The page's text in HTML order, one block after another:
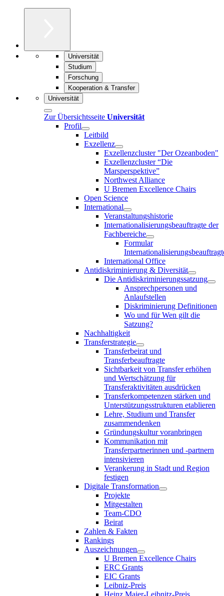
Universität
Studium
Forschung
Kooperation & Transfer
Universität
Zur Übersichtsseite Universität
Profil
Leitbild
Exzellenz
Exzellenzcluster "Der Ozeanboden"
Exzellenzcluster “Die
Marsperspektive”
Northwest Alliance
U Bremen Excellence Chairs
Open Science
International
Veranstaltungshistorie
Internationalisierungsbeauftragte der
Fachbereiche
Formular
International Office
Antidiskriminierung & Diversität
Die Antidiskriminierungssatzung
Ansprechpersonen und
Anlaufstellen
Diskriminierung Definitionen
Wo und für Wen gilt die
Satzung?
Nachhaltigkeit
Transferstrategie
Transferbeirat und
Transferbeauftragte
Sichtbarkeit von Transfer erhöhen
und Wertschätzung für
Transferaktivitäten ausdrücken
Transferkompetenzen stärken und
Unterstützungsstrukturen etablieren
Lehre, Studium und Transfer
zusammendenken
Gründungskultur voranbringen
Kommunikation mit
Transferpartnerinnen und -partnern
intensivieren
Verankerung in Stadt und Region
festigen
Digitale Transformation
Projekte
Mitgestalten
Team-CDO
Beirat
Zahlen & Fakten
Rankings
Auszeichnungen
U Bremen Excellence Chairs
ERC Grants
EIC Grants
Leibniz-Preis
Heinz Maier-Leibnitz-Preis